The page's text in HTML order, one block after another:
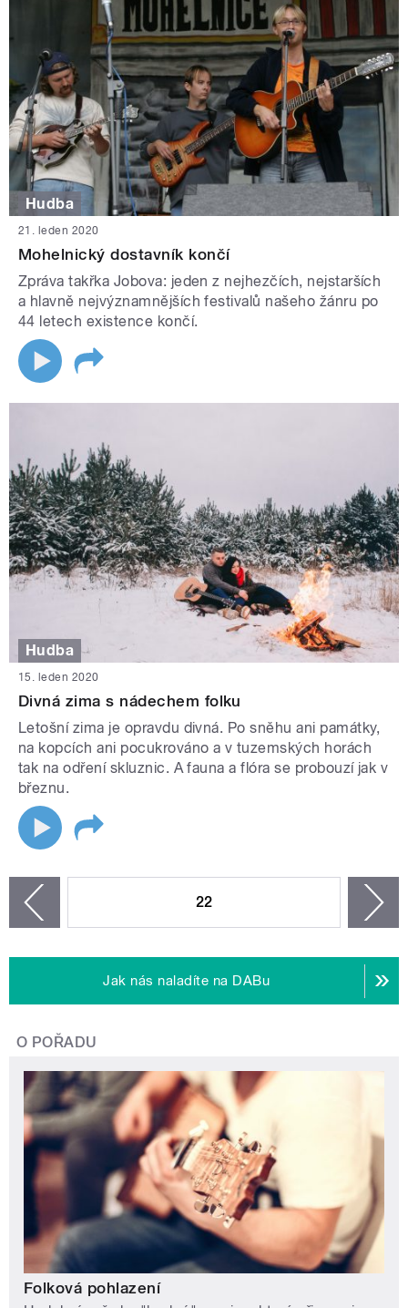
Hudba
21. leden 2020
Mohelnický dostavník končí
Zpráva takřka Jobova: jeden z nejhezčích, nejstarších
a hlavně nejvýznamnějších festivalů našeho žánru po
44 letech existence končí.
Hudba
15. leden 2020
Divná zima s nádechem folku
Letošní zima je opravdu divná. Po sněhu ani památky,
na kopcích ani pocukrováno a v tuzemských horách
tak na odření skluznic. A fauna a flóra se probouzí jak v
březnu.
22
Jak nás naladíte na DABu
O POŘADU
Folková pohlazení